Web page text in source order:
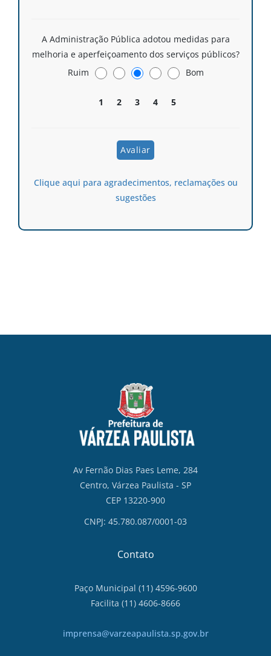
A Administração Pública adotou medidas para
melhoria e aperfeiçoamento dos serviços públicos?
Ruim
1 2 3 4 5
Bom
Clique aqui para agradecimentos, reclamações ou
sugestões
Av Fernão Dias Paes Leme, 284
Centro, Várzea Paulista - SP
CEP 13220-900
CNPJ: 45.780.087/0001-03
Contato
Paço Municipal (11) 4596-9600
Facilita (11) 4606-8666
imprensa@varzeapaulista.sp.gov.br